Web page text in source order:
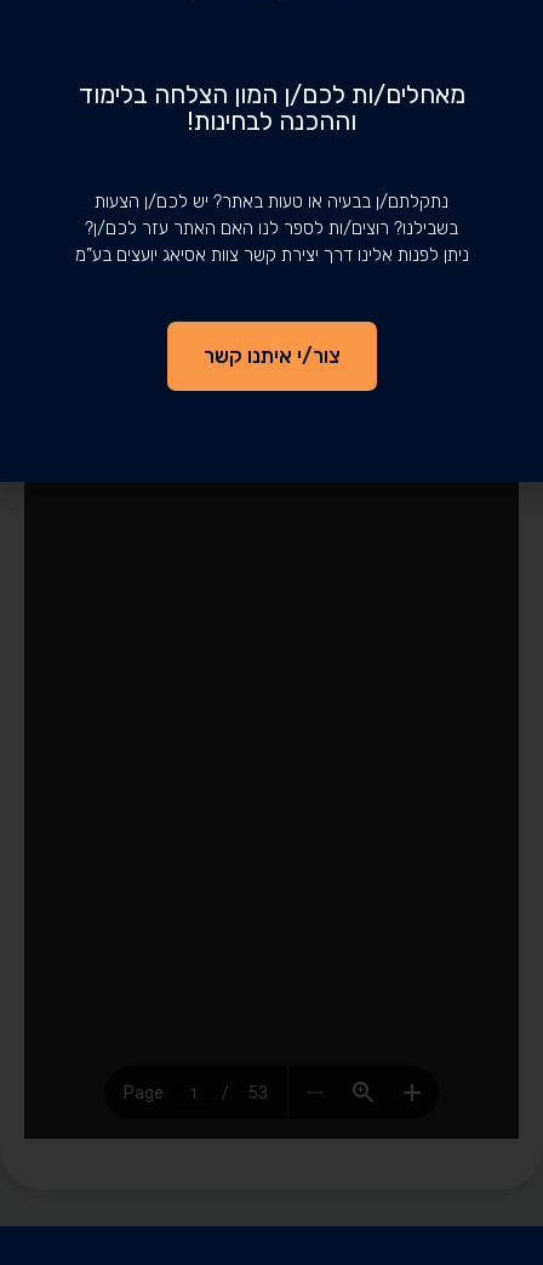
מאחלים/ות לכם/ן המון הצלחה בלימוד
וההכנה לבחינות!
נתקלתם/ן בבעיה או טעות באתר? יש לכם/ן הצעות
בשבילנו? רוצים/ות לספר לנו האם האתר עזר לכם/ן?
ניתן לפנות אלינו דרך יצירת קשר צוות אסיאג יועצים בע”מ
צור/י איתנו קשר